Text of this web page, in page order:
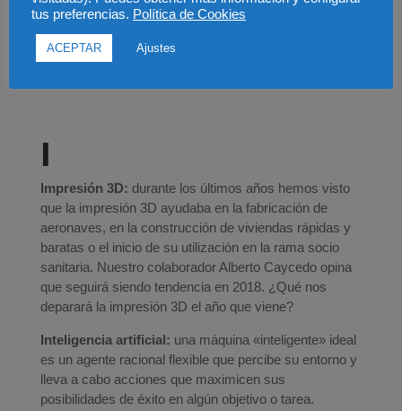
HR analytics:
una variante del Big Data y Analytics
volcados a la gestión de personas, ya sea en
I
Impresión 3D: durante los últimos años hemos visto
que la impresión 3D ayudaba en la fabricación de
aeronaves, en la construcción de viviendas rápidas y
baratas o el inicio de su utilización en la rama socio
sanitaria. Nuestro colaborador Alberto Caycedo opina
que seguirá siendo tendencia en 2018. ¿Qué nos
deparará la impresión 3D el año que viene?
Inteligencia artificial: una máquina «inteligente» ideal
es un agente racional flexible que percibe su entorno y
lleva a cabo acciones que maximicen sus
posibilidades de éxito en algún objetivo o tarea.
tus preferencias. Política de Cookies
ACEPTAR Ajustes